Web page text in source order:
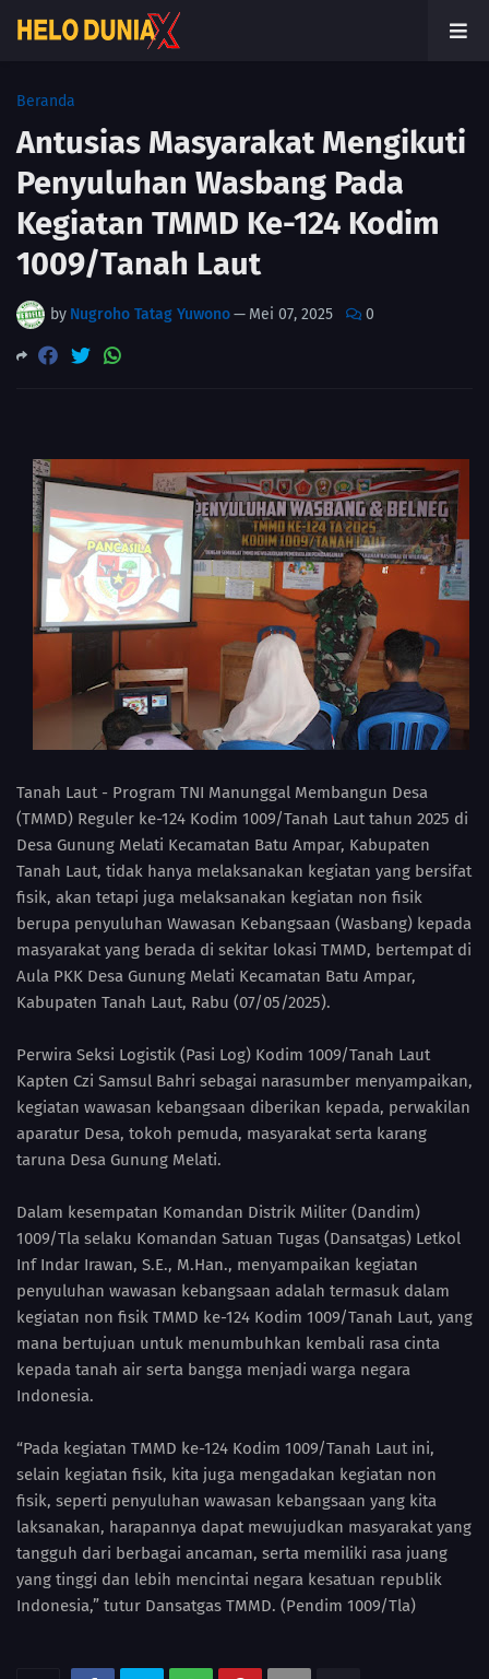
Beranda
Antusias Masyarakat Mengikuti
Penyuluhan Wasbang Pada
Kegiatan TMMD Ke-124 Kodim
1009/Tanah Laut
by Nugroho Tatag Yuwono— Mei 07, 2025 0
Tanah Laut - Program TNI Manunggal Membangun Desa
(TMMD) Reguler ke-124 Kodim 1009/Tanah Laut tahun 2025 di
Desa Gunung Melati Kecamatan Batu Ampar, Kabupaten
Tanah Laut, tidak hanya melaksanakan kegiatan yang bersifat
fisik, akan tetapi juga melaksanakan kegiatan non fisik
berupa penyuluhan Wawasan Kebangsaan (Wasbang) kepada
masyarakat yang berada di sekitar lokasi TMMD, bertempat di
Aula PKK Desa Gunung Melati Kecamatan Batu Ampar,
Kabupaten Tanah Laut, Rabu (07/05/2025).
Perwira Seksi Logistik (Pasi Log) Kodim 1009/Tanah Laut
Kapten Czi Samsul Bahri sebagai narasumber menyampaikan,
kegiatan wawasan kebangsaan diberikan kepada, perwakilan
aparatur Desa, tokoh pemuda, masyarakat serta karang
taruna Desa Gunung Melati.
Dalam kesempatan Komandan Distrik Militer (Dandim)
1009/Tla selaku Komandan Satuan Tugas (Dansatgas) Letkol
Inf Indar Irawan, S.E., M.Han., menyampaikan kegiatan
penyuluhan wawasan kebangsaan adalah termasuk dalam
kegiatan non fisik TMMD ke-124 Kodim 1009/Tanah Laut, yang
mana bertujuan untuk menumbuhkan kembali rasa cinta
kepada tanah air serta bangga menjadi warga negara
Indonesia.
“Pada kegiatan TMMD ke-124 Kodim 1009/Tanah Laut ini,
selain kegiatan fisik, kita juga mengadakan kegiatan non
fisik, seperti penyuluhan wawasan kebangsaan yang kita
laksanakan, harapannya dapat mewujudkan masyarakat yang
tangguh dari berbagai ancaman, serta memiliki rasa juang
yang tinggi dan lebih mencintai negara kesatuan republik
Indonesia,” tutur Dansatgas TMMD. (Pendim 1009/Tla)